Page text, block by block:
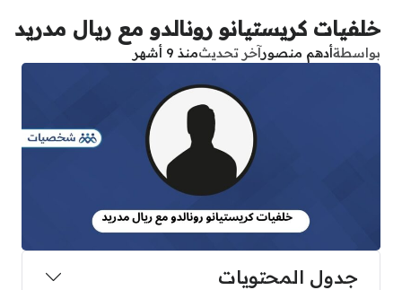
خلفيات كريستيانو رونالدو مع ريال مدريد
بواسطةأدهم منصورآخر تحديثمنذ 9 أشهر
جدول المحتويات